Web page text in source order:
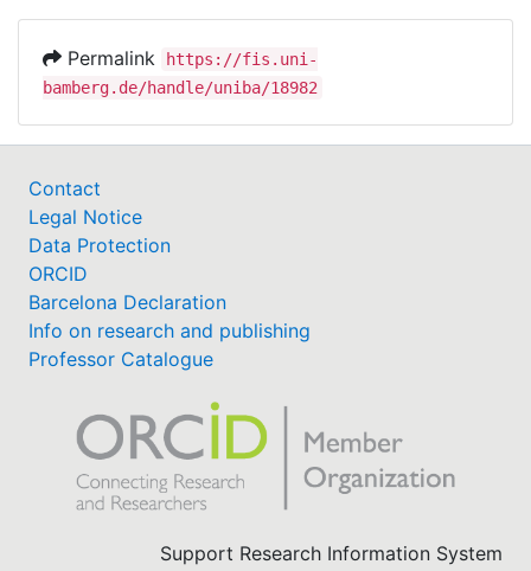
Permalink
https://fis.uni-
bamberg.de/handle/uniba/18982
Contact
Legal Notice
Data Protection
ORCID
Barcelona Declaration
Info on research and publishing
Professor Catalogue
Support Research Information System